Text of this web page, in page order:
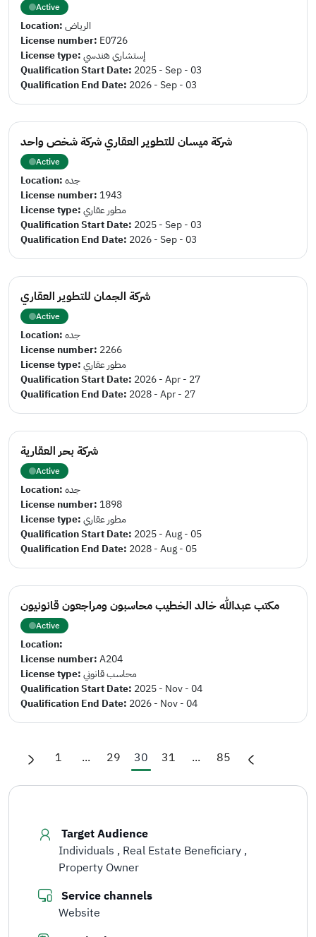
Active
Location:الرياض
License number: E0726
License type:إستشاري هندسي
Qualification Start Date: 2025 - Sep - 03
Qualification End Date: 2026 - Sep - 03
شركة ميسان للتطوير العقاري شركة شخص واحد
Active
Location:جده
License number: 1943
License type:مطور عقاري
Qualification Start Date: 2025 - Sep - 03
Qualification End Date: 2026 - Sep - 03
شركة الجمان للتطوير العقاري
Active
Location:جده
License number: 2266
License type:مطور عقاري
Qualification Start Date: 2026 - Apr - 27
Qualification End Date: 2028 - Apr - 27
شركة بحر العقارية
Active
Location:جده
License number: 1898
License type:مطور عقاري
Qualification Start Date: 2025 - Aug - 05
Qualification End Date: 2028 - Aug - 05
مكتب عبدالله خالد الخطيب محاسبون ومراجعون قانونيون
Active
Location:
License number:A204
License type:محاسب قانوني
Qualification Start Date: 2025 - Nov - 04
Qualification End Date: 2026 - Nov - 04
1 ... 29 30 31 ... 85
Target Audience
Individuals Real Estate Beneficiary
Property Owner
Service channels
Website